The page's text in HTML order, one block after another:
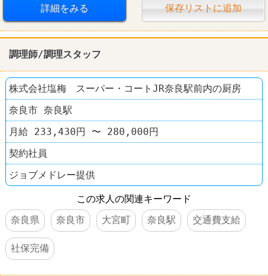
詳細をみる 保存リストに追加
調理師/調理スタッフ
株式会社塩梅 スーパー・コートJR奈良駅前内の厨房
奈良市 奈良駅
月給 233,430円 〜 280,000円
契約社員
ジョブメドレー提供
この求人の関連キーワード
奈良県
奈良市 大宮町 奈良駅 交通費支給
社保完備